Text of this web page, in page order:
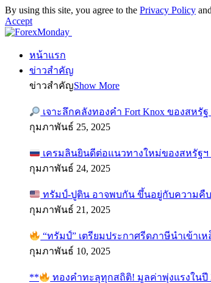
By using this site, you agree to the Privacy Policy and
Accept
หน้าแรก
ข่าวสำคัญ
ข่าวสำคัญShow More
เจาะลึกคลังทองคำ Fort Knox ของสหรั
กุมภาพันธ์ 25, 2025
เครมลินยินดีต่อแนวทางใหม่ของสหรัฐ
กุมภาพันธ์ 24, 2025
ทรัมป์-ปูติน อาจพบกัน ขึ้นอยู่กับความคื
กุมภาพันธ์ 21, 2025
“ทรัมป์” เตรียมประกาศรีดภาษีนำเข้าเ
กุมภาพันธ์ 10, 2025
** ทองคำทะลุทุกสถิติ! มูลค่าพุ่งแรงในปี